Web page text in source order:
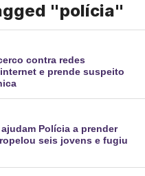
"polícia"
contra redes
e prende suspeito
ajudam Polícia a prender
seis jovens e fugiu